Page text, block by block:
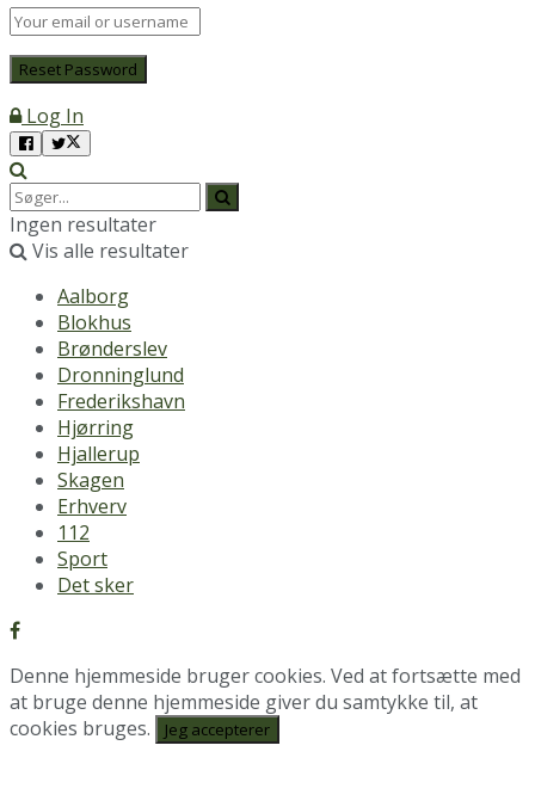
Log In
Ingen resultater
Vis alle resultater
Aalborg
Blokhus
Brønderslev
Dronninglund
Frederikshavn
Hjørring
Hjallerup
Skagen
Erhverv
112
Sport
Det sker
Denne hjemmeside bruger cookies. Ved at fortsætte med
at bruge denne hjemmeside giver du samtykke til, at
cookies bruges.
Jeg accepterer